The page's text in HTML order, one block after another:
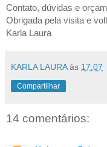
Contato, dúvidas e
Obrigada pela visita e
Karla Laura
KARLA LAURA às 17:07
Compartilhar
14 comentários: